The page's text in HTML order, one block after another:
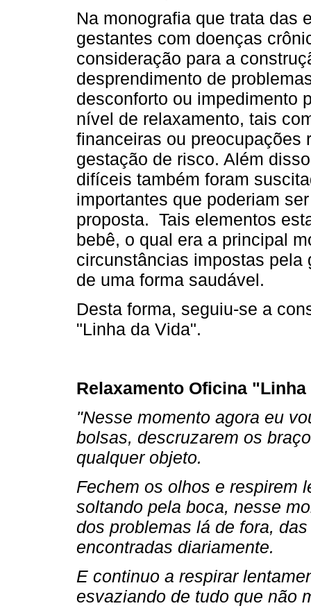
Na monografia que trata das
gestantes com doenças
consideração para a
desprendimento de
desconforto ou impedimento
nível de relaxamento, tais
financeiras ou preocupações
gestação de risco. Além
difíceis também foram
importantes que poderiam
proposta. Tais elementos
bebê, o qual era a principal
circunstâncias impostas
de uma forma saudável.
Desta forma, seguiu-se a
"Linha da Vida".
Relaxamento Oficina
"Nesse momento agora eu
bolsas, descruzarem os
qualquer objeto.
Fechem os olhos e respirem
soltando pela boca, nesse
dos problemas lá de fora,
encontradas diariamente.
E continuo a respirar
esvaziando de tudo que não